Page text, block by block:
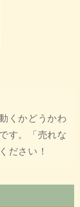
くかどうかわ
す。「売れな
ださい！